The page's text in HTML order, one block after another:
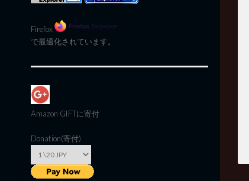
Firefox
で最適化されています。
Amazon GIFTに寄付
Donation(寄付)